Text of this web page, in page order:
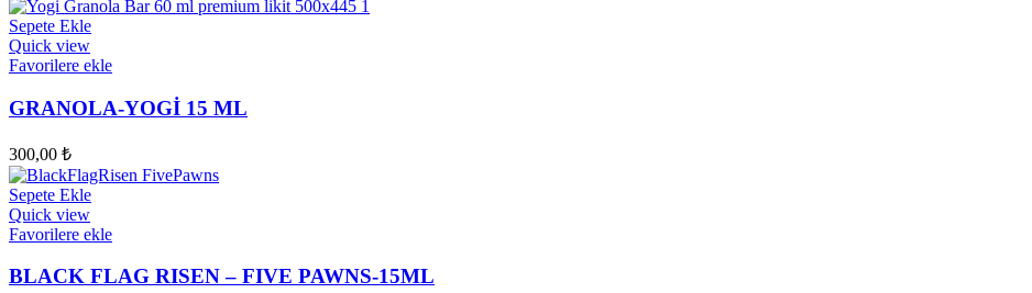
Sepete Ekle
Quick view
Favorilere ekle
GRANOLA-YOGİ 15 ML
300,00 ₺
Sepete Ekle
Quick view
Favorilere ekle
BLACK FLAG RISEN – FIVE PAWNS-15ML